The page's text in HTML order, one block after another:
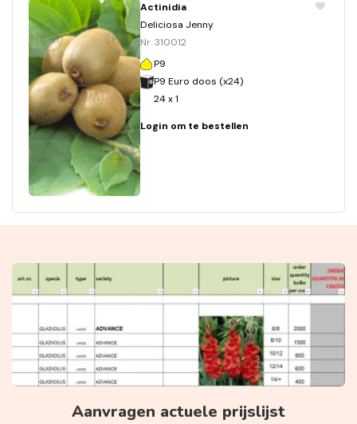
Actinidia
Deliciosa Jenny
Nr. 310012
P9
P9 Euro doos (x24)
24 x 1
Login om te bestellen
Aanvragen actuele prijslijst